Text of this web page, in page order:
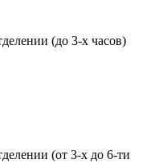
(до 3-х часов)
(от 3-х до 6-ти